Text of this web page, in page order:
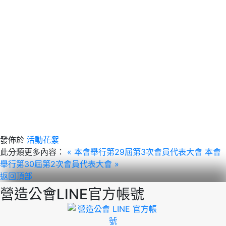
發佈於 活動花絮
此分類更多內容： « 本會舉行第29屆第3次會員代表大會 本會
舉行第30屆第2次會員代表大會 »
返回頂部
營造公會LINE官方帳號